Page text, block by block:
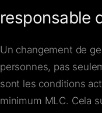
responsable
Un changement de
personnes, pas
sont les conditions
minimum MLC. Cela